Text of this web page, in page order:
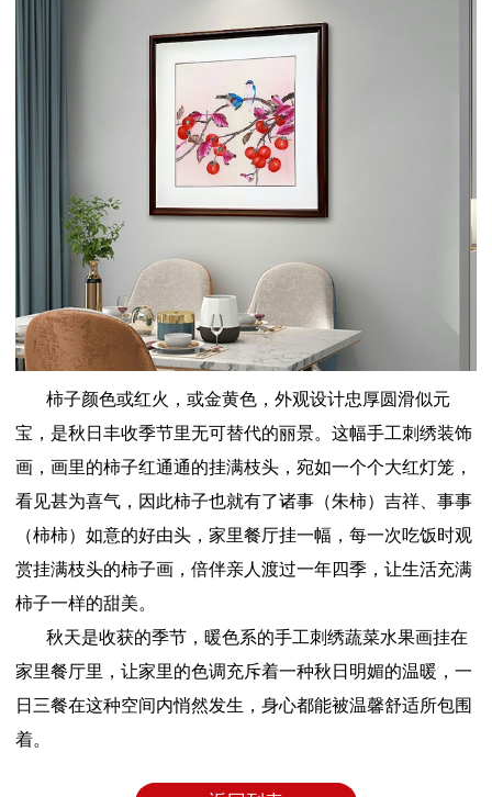
柿子颜色或红火，或金黄色，外观设计忠厚圆滑似元
宝，是秋日丰收季节里无可替代的丽景。这幅手工刺绣装饰
画，画里的柿子红通通的挂满枝头，宛如一个个大红灯笼，
看见甚为喜气，因此柿子也就有了诸事（朱柿）吉祥、事事
（柿柿）如意的好由头，家里餐厅挂一幅，每一次吃饭时观
赏挂满枝头的柿子画，倍伴亲人渡过一年四季，让生活充满
柿子一样的甜美。
秋天是收获的季节，暖色系的手工刺绣蔬菜水果画挂在
家里餐厅里，让家里的色调充斥着一种秋日明媚的温暖，一
日三餐在这种空间内悄然发生，身心都能被温馨舒适所包围
着。